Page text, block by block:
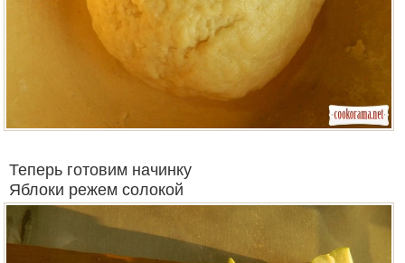
Теперь готовим начинку
Яблоки режем солокой